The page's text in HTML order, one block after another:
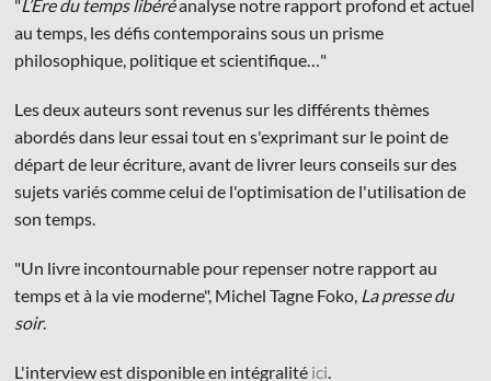
© Les Éditions du Faubourg 2026
42 rue Planchat 75020 Paris
Fondatrice :
Sophie Caillat
CGV
Mentions légales • Politique de confidentialité
"L’Ère du temps libéréanalyse notre rapport profond et actuel
au temps, les défis contemporains sous un prisme
philosophique, politique et scientifique…"
Les deux auteurs sont revenus sur les différents thèmes
abordés dans leur essai tout en s'exprimant sur le point de
départ de leur écriture, avant de livrer leurs conseils sur des
sujets variés comme celui de l'optimisation de l'utilisation de
son temps.
"Un livre incontournable pour repenser notre rapport au
temps et à la vie moderne", Michel Tagne Foko, La presse du
soir.
L'interview est disponible en intégralité ici.